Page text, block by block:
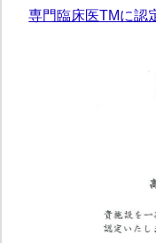
専門臨床医TMに認